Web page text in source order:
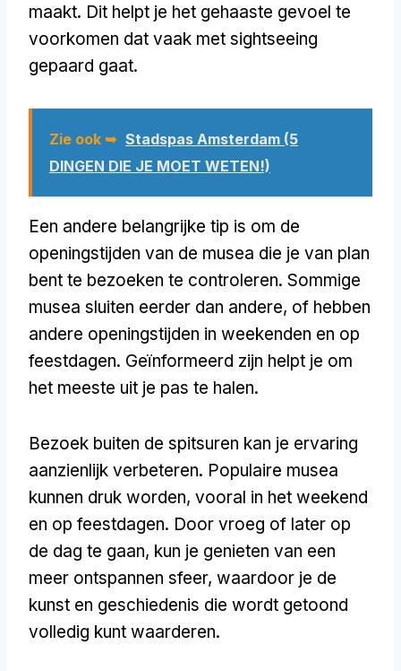
maakt. Dit helpt je het gehaaste gevoel te
voorkomen dat vaak met sightseeing
gepaard gaat.
Zie ook ➥ Stadspas Amsterdam (5
DINGEN DIE JE MOET WETEN!)
Een andere belangrijke tip is om de
openingstijden van de musea die je van plan
bent te bezoeken te controleren. Sommige
musea sluiten eerder dan andere, of hebben
andere openingstijden in weekenden en op
feestdagen. Geïnformeerd zijn helpt je om
het meeste uit je pas te halen.
Bezoek buiten de spitsuren kan je ervaring
aanzienlijk verbeteren. Populaire musea
kunnen druk worden, vooral in het weekend
en op feestdagen. Door vroeg of later op
de dag te gaan, kun je genieten van een
meer ontspannen sfeer, waardoor je de
kunst en geschiedenis die wordt getoond
volledig kunt waarderen.